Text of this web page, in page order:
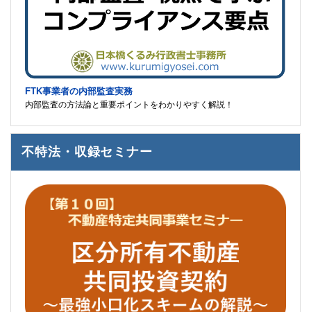
FTK事業者の内部監査実務
内部監査の方法論と重要ポイントをわかりやすく解説！
不特法・収録セミナー